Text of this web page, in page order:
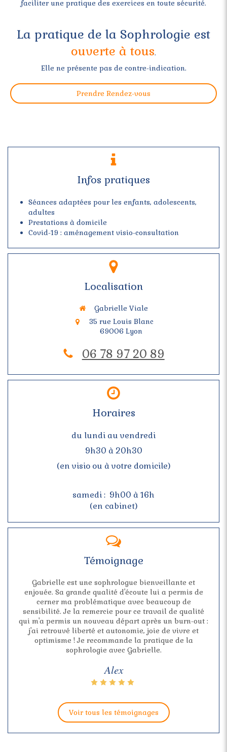
faciliter une pratique des exercices en toute sécurité.
La pratique de la Sophrologie est
ouverte à tous.
Elle ne présente pas de contre-indication.
Prendre Rendez-vous
Infos pratiques
Séances adaptées pour les enfants, adolescents,
adultes
Prestations à domicile
Covid-19 : aménagement visio-consultation
Localisation
Gabrielle Viale
35 rue Louis Blanc
69006 Lyon
06 78 97 20 89
Horaires
du lundi au vendredi
9h30 à 20h30
(en visio ou à votre domicile)
samedi : 9h00 à 16h
(en cabinet)
Témoignage
Gabrielle est une sophrologue bienveillante et
enjouée. Sa grande qualité d'écoute lui a permis de
cerner ma problématique avec beaucoup de
sensibilité. Je la remercie pour ce travail de qualité
qui m'a permis un nouveau départ après un burn-out :
j'ai retrouvé liberté et autonomie, joie de vivre et
optimisme ! Je recommande la pratique de la
sophrologie avec Gabrielle.
Alex
Voir tous les témoignages